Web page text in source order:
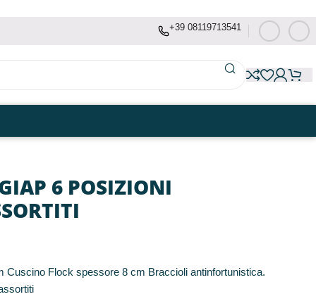
+39 08119713541
6 POSIZIONI
Cuscino Flock spessore 8 cm Braccioli antinfortunistica.